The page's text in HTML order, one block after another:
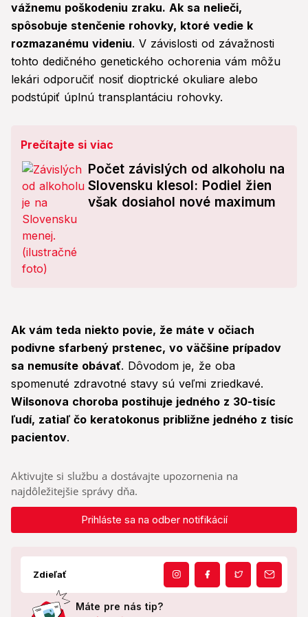
vážnemu poškodeniu zraku. Ak sa nelieči,
spôsobuje stenčenie rohovky, ktoré vedie k
rozmazanému videniu. V závislosti od závažnosti
tohto dedičného genetického ochorenia vám môžu
lekári odporučiť nosiť dioptrické okuliare alebo
podstúpiť úplnú transplantáciu rohovky.
Prečítajte si viac
Počet závislých od alkoholu na
Slovensku klesol: Podiel žien
však dosiahol nové maximum
Ak vám teda niekto povie, že máte v očiach
podivne sfarbený prstenec, vo väčšine prípadov
sa nemusíte obávať. Dôvodom je, že oba
spomenuté zdravotné stavy sú veľmi zriedkavé.
Wilsonova choroba postihuje jedného z 30-tisíc
ľudí, zatiaľ čo keratokonus približne jedného z tisíc
pacientov.
Aktivujte si službu a dostávajte upozornenia na
najdôležitejšie správy dňa.
Prihláste sa na odber notifikácií
Zdieľať
Máte pre nás tip?